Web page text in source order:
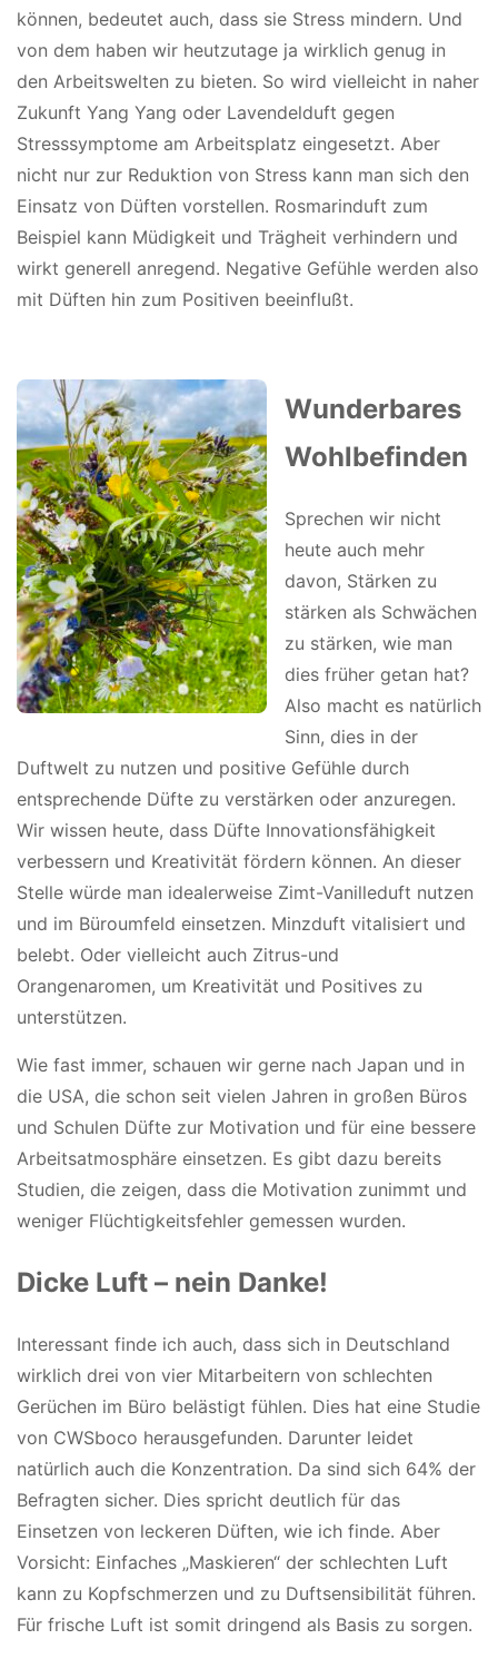
können, bedeutet auch, dass sie Stress mindern. Und
von dem haben wir heutzutage ja wirklich genug in
den Arbeitswelten zu bieten. So wird vielleicht in naher
Zukunft Yang Yang oder Lavendelduft gegen
Stresssymptome am Arbeitsplatz eingesetzt. Aber
nicht nur zur Reduktion von Stress kann man sich den
Einsatz von Düften vorstellen. Rosmarinduft zum
Beispiel kann Müdigkeit und Trägheit verhindern und
wirkt generell anregend. Negative Gefühle werden also
mit Düften hin zum Positiven beeinflußt.
Wunderbares
Wohlbefinden
Sprechen wir nicht
heute auch mehr
davon, Stärken zu
stärken als Schwächen
zu stärken, wie man
dies früher getan hat?
Also macht es natürlich
Sinn, dies in der
Duftwelt zu nutzen und positive Gefühle durch
entsprechende Düfte zu verstärken oder anzuregen.
Wir wissen heute, dass Düfte Innovationsfähigkeit
verbessern und Kreativität fördern können. An dieser
Stelle würde man idealerweise Zimt-Vanilleduft nutzen
und im Büroumfeld einsetzen. Minzduft vitalisiert und
belebt. Oder vielleicht auch Zitrus-und
Orangenaromen, um Kreativität und Positives zu
unterstützen.
Wie fast immer, schauen wir gerne nach Japan und in
die USA, die schon seit vielen Jahren in großen Büros
und Schulen Düfte zur Motivation und für eine bessere
Arbeitsatmosphäre einsetzen. Es gibt dazu bereits
Studien, die zeigen, dass die Motivation zunimmt und
weniger Flüchtigkeitsfehler gemessen wurden.
Dicke Luft – nein Danke!
Interessant finde ich auch, dass sich in Deutschland
wirklich drei von vier Mitarbeitern von schlechten
Gerüchen im Büro belästigt fühlen. Dies hat eine Studie
von CWSboco herausgefunden. Darunter leidet
natürlich auch die Konzentration. Da sind sich 64% der
Befragten sicher. Dies spricht deutlich für das
Einsetzen von leckeren Düften, wie ich finde. Aber
Vorsicht: Einfaches „Maskieren“ der schlechten Luft
kann zu Kopfschmerzen und zu Duftsensibilität führen.
Für frische Luft ist somit dringend als Basis zu sorgen.